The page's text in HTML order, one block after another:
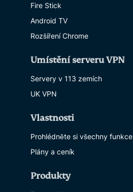
Fire Stick
Android TV
Rozšíření Chrome
Umístění serveru VPN
Servery v 113 zemích
UK VPN
Vlastnosti
Prohlédněte si všechny funkce
Plány a ceník
Produkty